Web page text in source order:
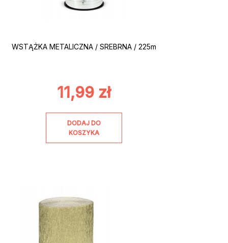
WSTĄŻKA METALICZNA / SREBRNA / 225m
11,99 zł
DODAJ DO
KOSZYKA